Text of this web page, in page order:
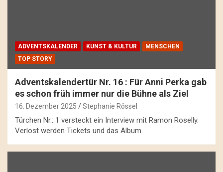
ADVENTSKALENDER KUNST & KULTUR
MENSCHEN
TOP STORY
Adventskalendertür Nr. 16 : Für Anni Perka gab
es schon früh immer nur die Bühne als Ziel
16. Dezember 2025 Stephanie Rössel
Türchen Nr.: 1 versteckt ein Interview mit Ramon Roselly.
Verlost werden Tickets und das Album.